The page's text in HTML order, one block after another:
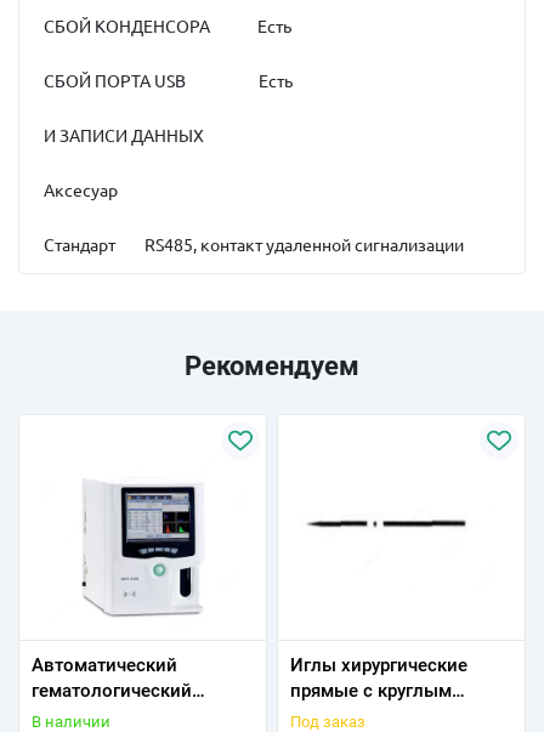
СБОЙ КОНДЕНСОРА Есть
СБОЙ ПОРТА USB Есть
И ЗАПИСИ ДАННЫХ
Аксесуар
Стандарт RS485, контакт удаленной сигнализации
Рекомендуем
Автоматический
гематологический
анализатор класса 5-диф
В наличии
Иглы хирургические
прямые с круглым
острием
Под заказ